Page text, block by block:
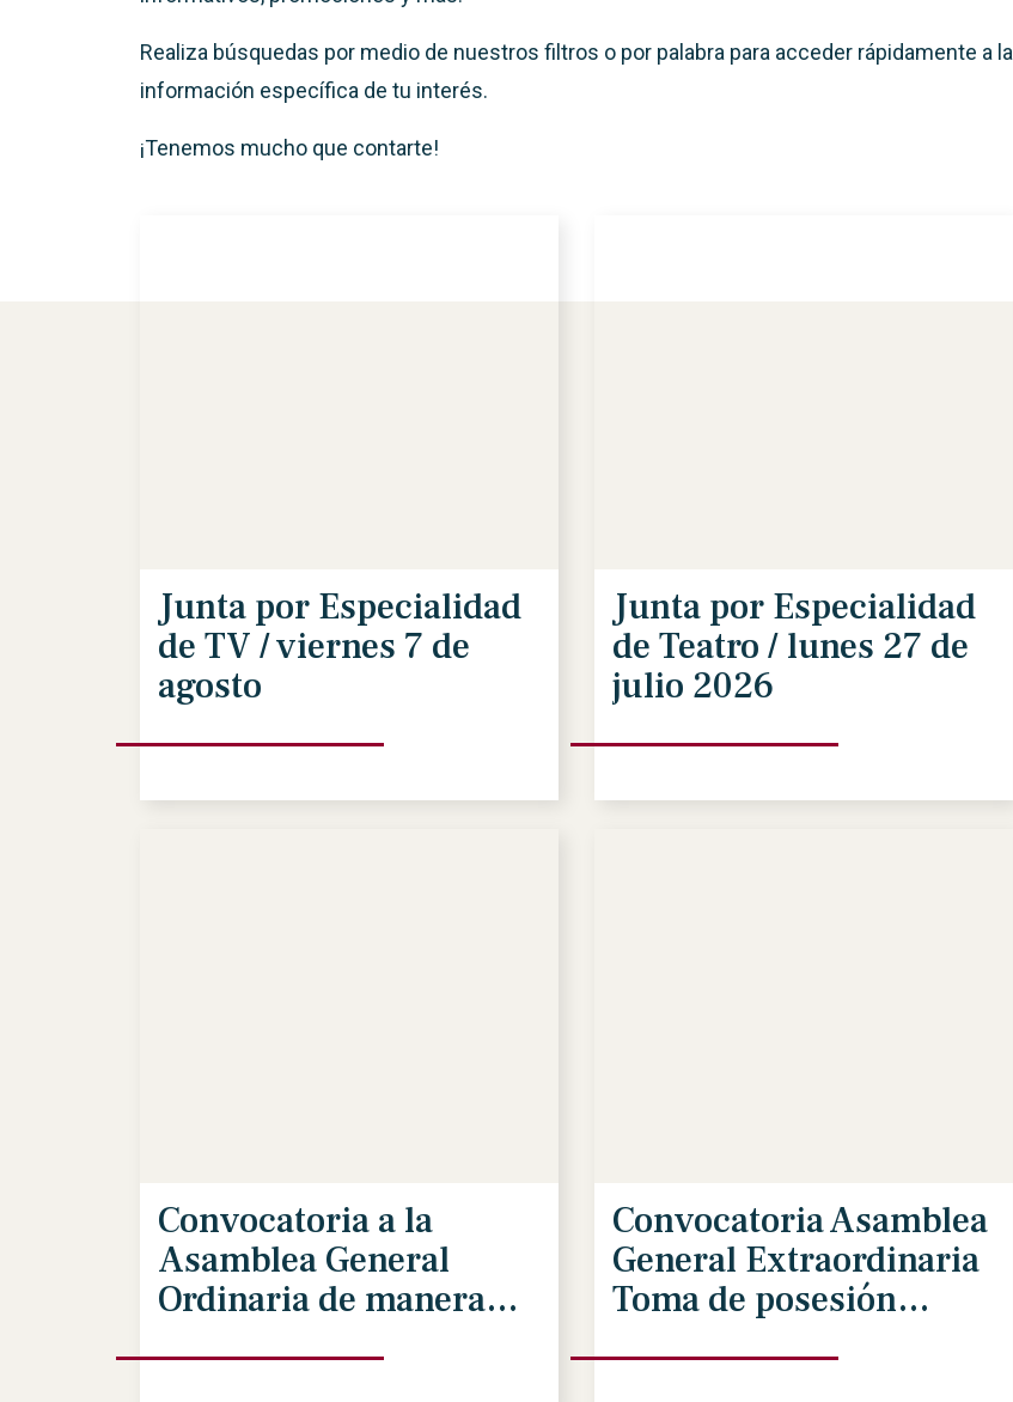
Realiza búsquedas por medio de nuestros filtros o por palabra para acceder rápidamente a la
información específica de tu interés.
¡Tenemos mucho que contarte!
Junta por Especialidad
de TV / viernes 7 de
agosto
Junta por Especialidad
de Teatro / lunes 27 de
julio 2026
Convocatoria a la
Asamblea General
Ordinaria de manera
Convocatoria Asamblea
General Extraordinaria
Toma de posesión